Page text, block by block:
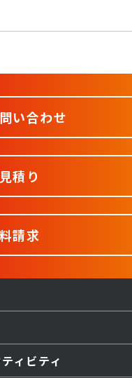
い合わせ
積り
請求
ィビティ